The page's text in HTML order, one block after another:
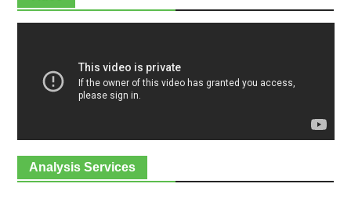
Analysis Services